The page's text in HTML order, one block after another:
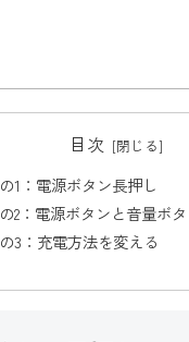
目次
1：電源ボタン長押し
2：電源ボタンと音量ボ
3：充電方法を変える